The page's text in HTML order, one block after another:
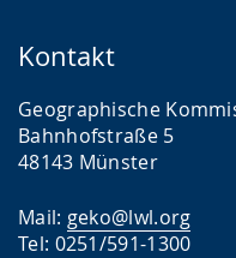
Kontakt
Geographische
Bahnhofstraße 5
48143 Münster
Mail: geko@lwl.org
Tel: 0251/591-1300